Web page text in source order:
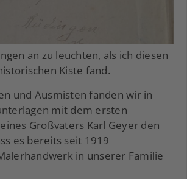
an zu leuchten, als ich diesen
Kiste fand.
und Ausmisten fanden wir in
mit dem ersten
Großvaters Karl Geyer den
es bereits seit 1919
in unserer Familie